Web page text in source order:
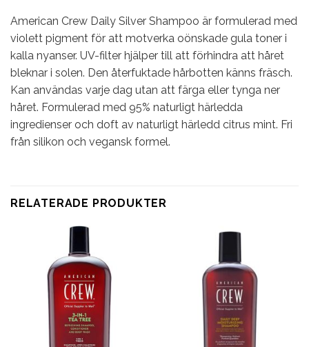
American Crew Daily Silver Shampoo är formulerad med
violett pigment för att motverka oönskade gula toner i
kalla nyanser. UV-filter hjälper till att förhindra att håret
bleknar i solen. Den återfuktade hårbotten känns fräsch.
Kan användas varje dag utan att färga eller tynga ner
håret. Formulerad med 95% naturligt härledda
ingredienser och doft av naturligt härledd citrus mint. Fri
från silikon och vegansk formel.
RELATERADE PRODUKTER